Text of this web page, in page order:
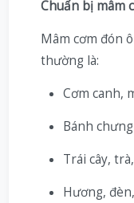
Chuẩn bị mâm
Mâm cơm đón
thường là:
Cơm canh,
Bánh
Trái cây,
Hương,